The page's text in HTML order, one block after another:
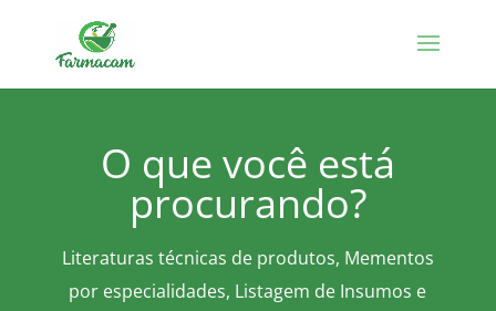
O que você está
procurando?
Literaturas técnicas de produtos, Mementos
por especialidades, Listagem de Insumos e